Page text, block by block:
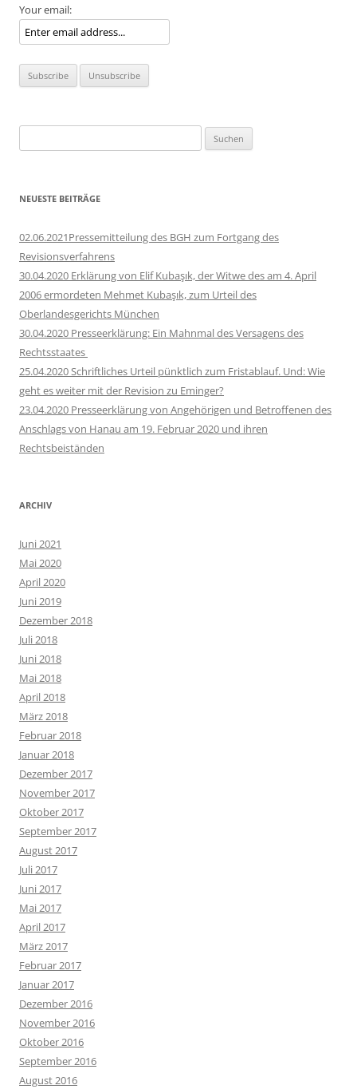
Your email:
nach:
NEUESTE BEITRÄGE
02.06.2021Pressemitteilung des BGH zum Fortgang des
Revisionsverfahrens
30.04.2020 Erklärung von Elif Kubaşık, der Witwe des am 4. April
2006 ermordeten Mehmet Kubaşık, zum Urteil des
Oberlandesgerichts München
30.04.2020 Presseerklärung: Ein Mahnmal des Versagens des
Rechtsstaates
25.04.2020 Schriftliches Urteil pünktlich zum Fristablauf. Und: Wie
geht es weiter mit der Revision zu Eminger?
23.04.2020 Presseerklärung von Angehörigen und Betroffenen des
Anschlags von Hanau am 19. Februar 2020 und ihren
Rechtsbeiständen
ARCHIV
Juni 2021
Mai 2020
April 2020
Juni 2019
Dezember 2018
Juli 2018
Juni 2018
Mai 2018
April 2018
März 2018
Februar 2018
Januar 2018
Dezember 2017
November 2017
Oktober 2017
September 2017
August 2017
Juli 2017
Juni 2017
Mai 2017
April 2017
März 2017
Februar 2017
Januar 2017
Dezember 2016
November 2016
Oktober 2016
September 2016
August 2016